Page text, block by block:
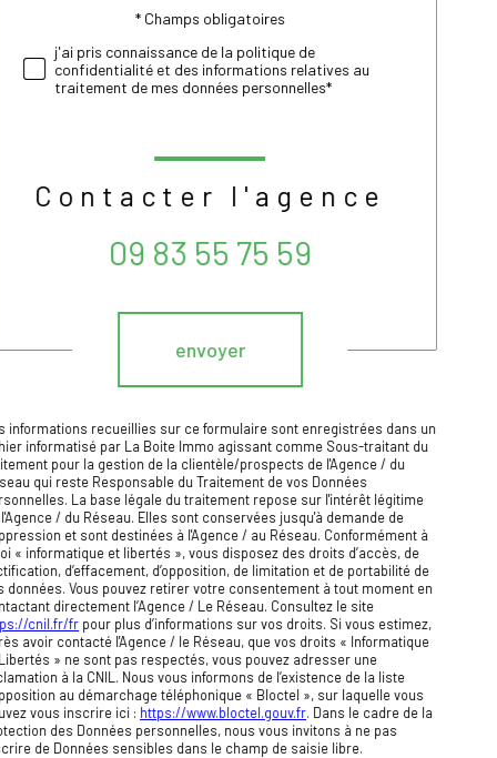
Validation* Champs obligatoires
j'ai pris connaissance de la politique de
confidentialité et des informations relatives au
traitement de mes données personnelles*
Contacter l'agence
09 83 55 75 59
envoyer
informations recueillies sur ce formulaire sont enregistrées dans un
informatisé par La Boite Immo agissant comme Sous-traitant du
pour la gestion de la clientèle/prospects de l'Agence / du
qui reste Responsable du Traitement de vos Données
La base légale du traitement repose sur l'intérêt légitime
/ du Réseau. Elles sont conservées jusqu'à demande de
et sont destinées à l'Agence / au Réseau. Conformément à
« informatique et libertés », vous disposez des droits d’accès, de
d’effacement, d’opposition, de limitation et de portabilité de
données. Vous pouvez retirer votre consentement à tout moment en
directement l’Agence / Le Réseau. Consultez le site
cnil.fr/fr pour plus d’informations sur vos droits. Si vous estimez,
avoir contacté l'Agence / le Réseau, que vos droits « Informatique
» ne sont pas respectés, vous pouvez adresser une
à la CNIL. Nous vous informons de l’existence de la liste
au démarchage téléphonique « Bloctel », sur laquelle vous
vous inscrire ici : https://www.bloctel.gouv.fr. Dans le cadre de la
des Données personnelles, nous vous invitons à ne pas
de Données sensibles dans le champ de saisie libre.